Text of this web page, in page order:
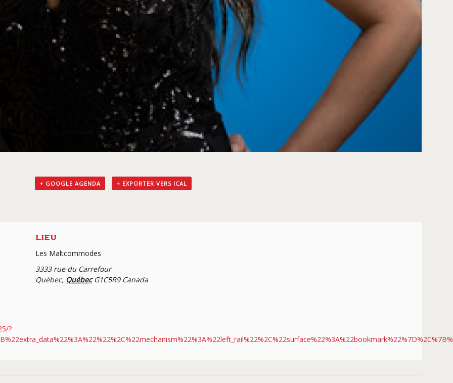
+ GOOGLE AGENDA + EXPORTER VERS ICAL
?
LIEU
Les Maltcommodes
3333 rue du Carrefour
Québec, Québec G1C5R9 Canada